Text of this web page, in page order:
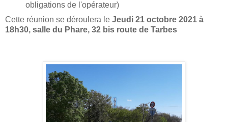
obligations de l'opérateur)
Cette réunion se déroulera le Jeudi 21 octobre 2021 à
18h30, salle du Phare, 32 bis route de Tarbes